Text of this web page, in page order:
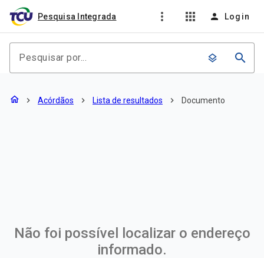
Pesquisa Integrada more_vert apps person Login
layers search
Documento
home chevron_right Acórdãos chevron_right Lista de resultados chevron_right Documento
Não foi possível localizar o endereço
informado.